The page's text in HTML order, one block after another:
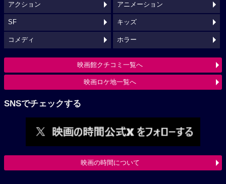
アクション アニメーション
SF キッズ
コメディ ホラー
映画館クチコミ一覧へ
映画ロケ地一覧へ
SNSでチェックする
映画の時間について